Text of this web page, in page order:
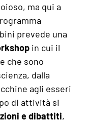
ma qui a
prevede una
in cui il
che sono
dalla
agli esseri
di attività si
e dibattiti,